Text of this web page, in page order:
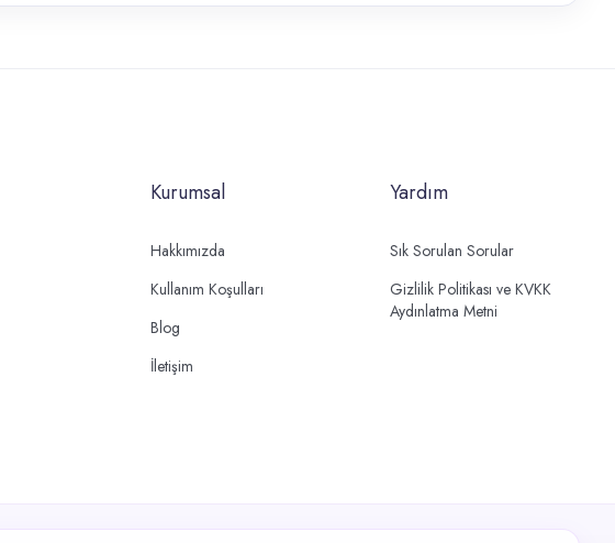
Kurumsal
Hakkımızda
Kullanım Koşulları
Blog
İletişim
Yardım
Sık Sorulan Sorular
Gizlilik Politikası ve KVKK
Aydınlatma Metni